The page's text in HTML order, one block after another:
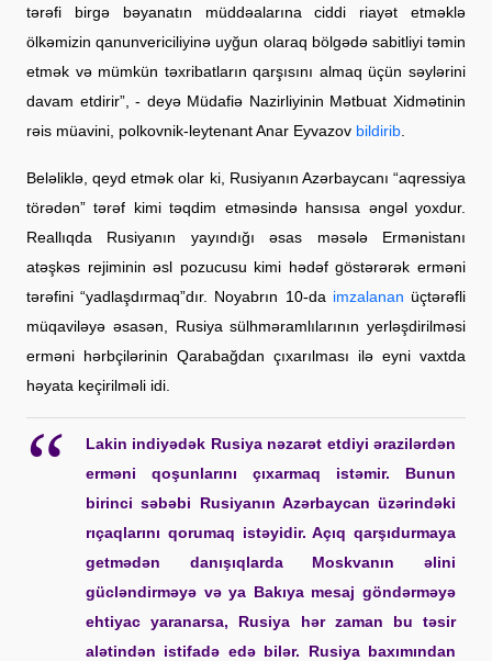
tərəfi birgə bəyanatın müddəalarına ciddi riayət etməklə
ölkəmizin qanunvericiliyinə uyğun olaraq bölgədə sabitliyi təmin
etmək və mümkün təxribatların qarşısını almaq üçün səylərini
davam etdirir”, - deyə Müdafiə Nazirliyinin Mətbuat Xidmətinin
rəis müavini, polkovnik-leytenant Anar Eyvazov bildirib
Beləliklə, qeyd etmək olar ki, Rusiyanın Azərbaycanı “aqressiya
törədən” tərəf kimi təqdim etməsində hansısa əngəl yoxdur.
Reallıqda Rusiyanın yayındığı əsas məsələ Ermənistanı
atəşkəs rejiminin əsl pozucusu kimi hədəf göstərərək erməni
tərəfini “yadlaşdırmaq”dır. Noyabrın 10-da imzalanan üçtərəfli
müqaviləyə əsasən, Rusiya sülhməramlılarının yerləşdirilməsi
erməni hərbçilərinin Qarabağdan çıxarılması ilə eyni vaxtda
həyata keçirilməli idi.
Lakin indiyədək Rusiya nəzarət etdiyi ərazilərdən
erməni qoşunlarını çıxarmaq istəmir. Bunun
birinci səbəbi Rusiyanın Azərbaycan üzərindəki
rıçaqlarını qorumaq istəyidir. Açıq qarşıdurmaya
getmədən danışıqlarda Moskvanın əlini
gücləndirməyə və ya Bakıya mesaj göndərməyə
ehtiyac yaranarsa, Rusiya hər zaman bu təsir
alətindən istifadə edə bilər. Rusiya baxımından